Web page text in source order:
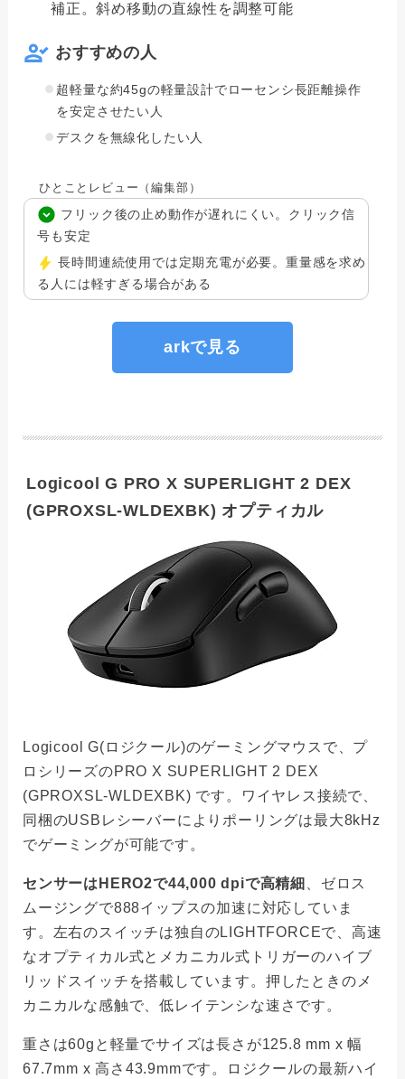
補正。斜め移動の直線性を調整可能
おすすめの人
超軽量な約45gの軽量設計でローセンシ長距離操作
を安定させたい人
デスクを無線化したい人
ひとことレビュー（編集部）
フリック後の止め動作が遅れにくい。クリック信
号も安定
長時間連続使用では定期充電が必要。重量感を求め
る人には軽すぎる場合がある
arkで見る
Logicool G PRO X SUPERLIGHT 2 DEX
(GPROXSL-WLDEXBK) オプティカル
Logicool G(ロジクール)のゲーミングマウスで、プ
ロシリーズのPRO X SUPERLIGHT 2 DEX
(GPROXSL-WLDEXBK) です。ワイヤレス接続で、
同梱のUSBレシーバーによりポーリングは最大8kHz
でゲーミングが可能です。
センサーはHERO2で44,000 dpiで高精細
、ゼロス
ムージングで888イップスの加速に対応していま
す。左右のスイッチは独自のLIGHTFORCEで、高速
なオプティカル式とメカニカル式トリガーのハイブ
リッドスイッチを搭載しています。押したときのメ
カニカルな感触で、低レイテンシな速さです。
重さは60gと軽量でサイズは長さが125.8 mm x 幅
67.7mm x 高さ43.9mmです。ロジクールの最新ハイ